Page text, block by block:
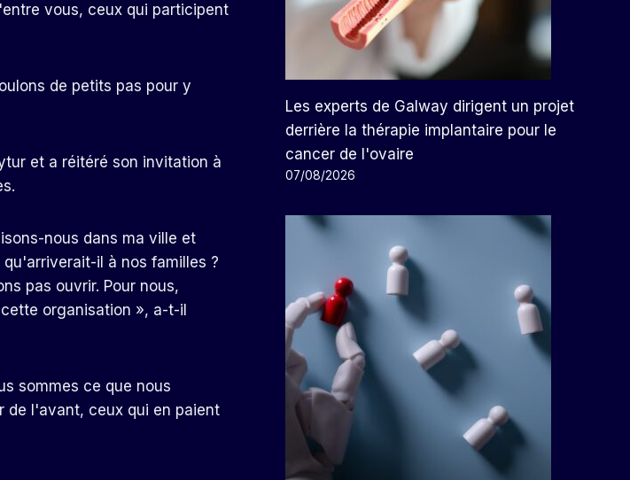
vous, ceux qui participent
de petits pas pour y
et a réitéré son invitation à
nous dans ma ville et
il à nos familles ?
pas ouvrir. Pour nous,
organisation », a-t-il
sommes ce que nous
de l'avant, ceux qui en paient
Les experts de Galway dirigent un projet
derrière la thérapie implantaire pour le
cancer de l'ovaire
07/08/2026